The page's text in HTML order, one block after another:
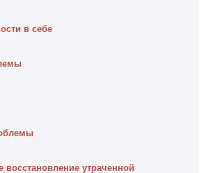
в себе
восстановление утраченной